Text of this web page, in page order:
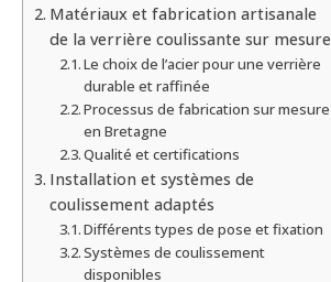
Matériaux et fabrication artisanale
de la verrière coulissante sur mesure
Le choix de l’acier pour une verrière
durable et raffinée
Processus de fabrication sur mesure
en Bretagne
Qualité et certifications
Installation et systèmes de
coulissement adaptés
Différents types de pose et fixation
Systèmes de coulissement
disponibles